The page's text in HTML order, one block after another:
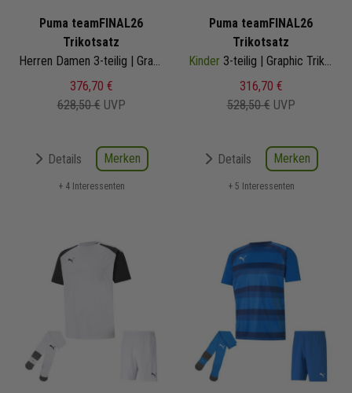
Puma teamFINAL26
Trikotsatz
Herren Damen 3-teilig | Graphic Trikot Fussballshort Core Sockenstutzen | Fussball Trikot Set
376,70 €
628,50 € UVP
Details Merken
+ 4 Interessenten
Puma teamFINAL26
Trikotsatz
Kinder 3-teilig | Graphic Trikot Fussballshort Core Sockenstutzen | Fussball Trikot Set
316,70 €
528,50 € UVP
Details Merken
+ 5 Interessenten